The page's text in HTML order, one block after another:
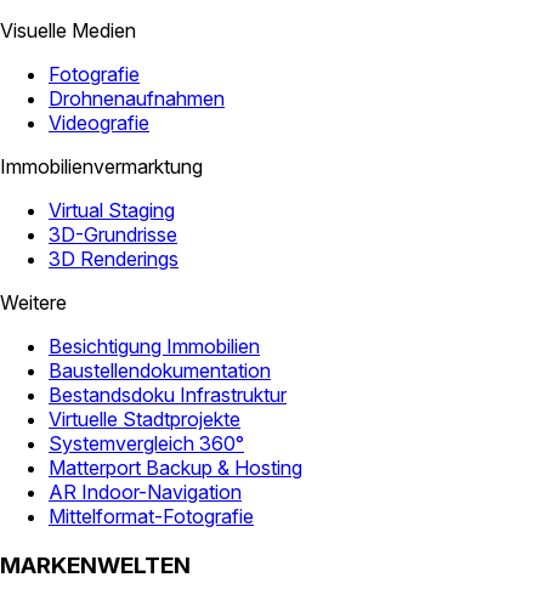
Visuelle Medien
Fotografie
Drohnenaufnahmen
Videografie
Immobilienvermarktung
Virtual Staging
3D-Grundrisse
3D Renderings
Weitere
Besichtigung Immobilien
Baustellendokumentation
Bestandsdoku Infrastruktur
Virtuelle Stadtprojekte
Systemvergleich 360°
Matterport Backup & Hosting
AR Indoor-Navigation
Mittelformat-Fotografie
MARKENWELTEN